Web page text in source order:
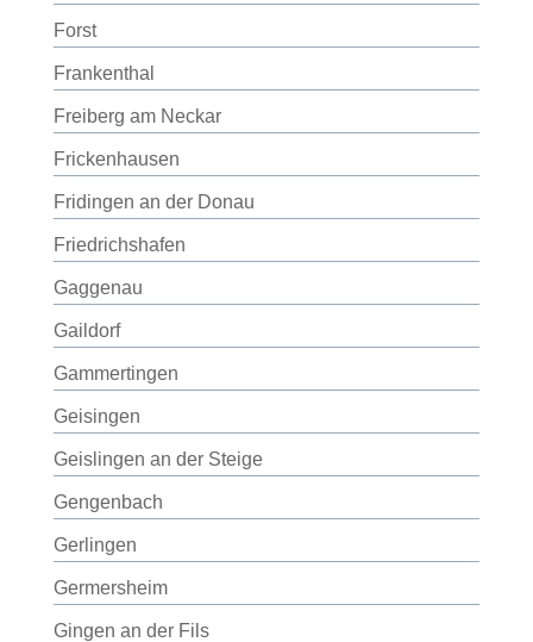
Forst
Frankenthal
Freiberg am Neckar
Frickenhausen
Fridingen an der Donau
Friedrichshafen
Gaggenau
Gaildorf
Gammertingen
Geisingen
Geislingen an der Steige
Gengenbach
Gerlingen
Germersheim
Gingen an der Fils